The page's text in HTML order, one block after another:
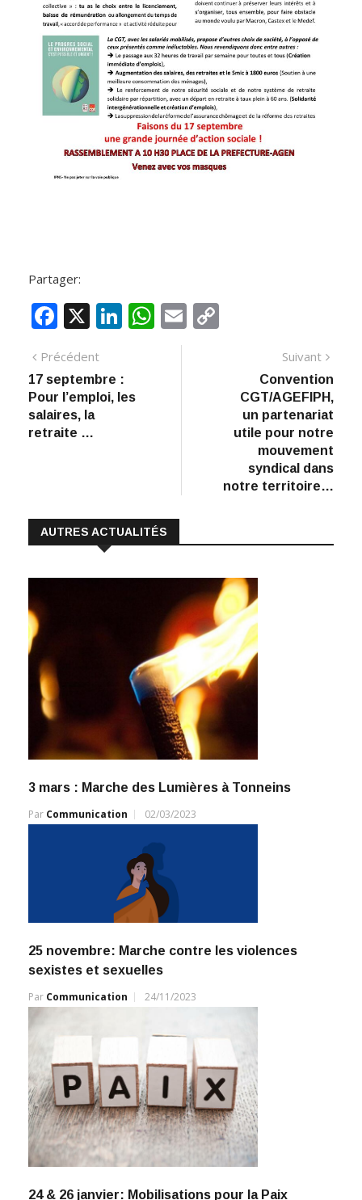
Partager:
F
e
b
o
o
X Li
k
e
W E
n
Navigation
de
l’article
PrécédentArticle
précédent
17 septembre :
Pour l’emploi, les
salaires, la
retraite …
Suivant
:
Convention
CGT/AGEFIPH,
un partenariat
utile pour notre
mouvement
syndical dans
notre territoire…
AUTRES ACTUALITÉS
3 mars : Marche des Lumières à Tonneins
Par Communication 02/03/2023
25 novembre: Marche contre les violences
sexistes et sexuelles
Par Communication 24/11/2023
24 & 26 janvier: Mobilisations pour la Paix